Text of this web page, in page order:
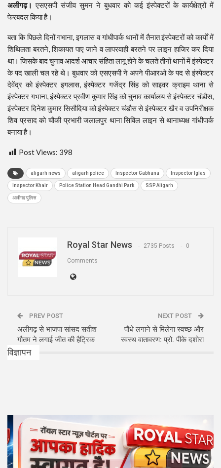
अलीगढ़। एसएसपी संजीव सुमन ने बुधवार को कई इंस्पेक्टरों के कार्यक्षेत्रों में
फेरबदल किया है।
बता कि पिछले दिनों गभाना, इगलास व गांधीपार्क थानों में तैनात इंस्पेक्टरों को कार्यों में
शिथिलता बरतने, शिकायत पाए जाने व लापरवाही बरतने पर लाइन हाजिर कर दिया
था। जिसके बाद चुनाव आदर्श आचार संहिता लागू होने के चलते तीनों थानों में इंस्पेक्टर
के पद खाली चल रहे थे। बुधवार को एसएसपी ने अपने पीआरओ के पद से इंस्पेक्टर
देवेंद्र को इंस्पेक्टर इगलास, इंस्पेक्टर गजेंद्र सिंह को साइवर क्राइम थाना से
इंस्पेक्टर गभाना, इंस्पेक्टर प्रवीण कुमार सिंह को चुनाव कार्यालय से इंस्पेक्टर चंडौस,
इंस्पेक्टर दिनेश कुमार सिसौदिया को इंस्पेक्टर चंडौस से इंस्पेक्टर खैर व उपनिरीक्षक
शिव प्रसाद को चौकी प्रभारी जलालपुर थाना सिविल लाइन से थानाध्यक्ष गांधीपार्क
बनाया है।
Post Views: 398
aligarh news aligarh police Inspector Gabhana Inspector Iglas
Inspector Khair Police Station Head Gandhi Park SSP Aligarh
अलीगढ पुलिस
Royal Star News 2735 Posts 0
Comments
PREV POST
अलीगढ़ से भाजपा सांसद सतीश
गौतम ने लगाई जीत की हैट्रिक
NEXT POST
पौधे लगाने से मिलेगा स्वच्छ और
स्वस्थ वातावरण: प्रो. पीके दशोरा
विज्ञापन